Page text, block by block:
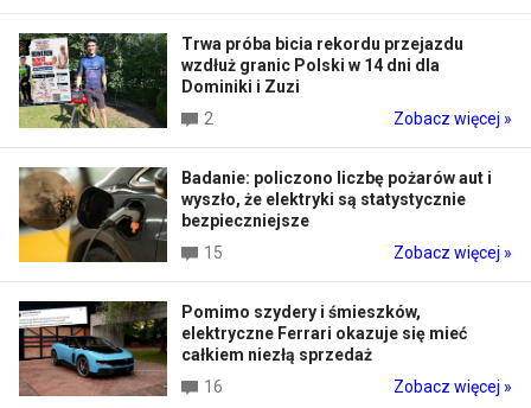
Trwa próba bicia rekordu przejazdu
wzdłuż granic Polski w 14 dni dla
Dominiki i Zuzi
2
Zobacz więcej »
Badanie: policzono liczbę pożarów aut i
wyszło, że elektryki są statystycznie
bezpieczniejsze
15
Zobacz więcej »
Pomimo szydery i śmieszków,
elektryczne Ferrari okazuje się mieć
całkiem niezłą sprzedaż
16
Zobacz więcej »